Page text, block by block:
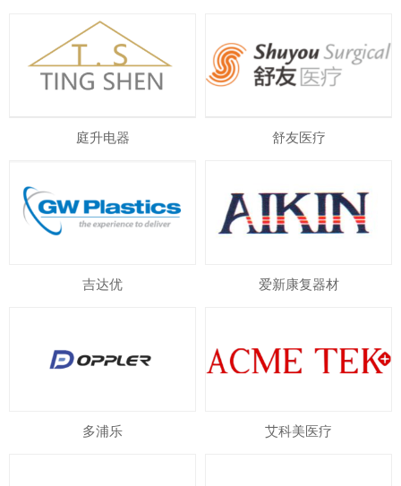
庭升电器 舒友医疗
吉达优 爱新康复器材
多浦乐 艾科美医疗